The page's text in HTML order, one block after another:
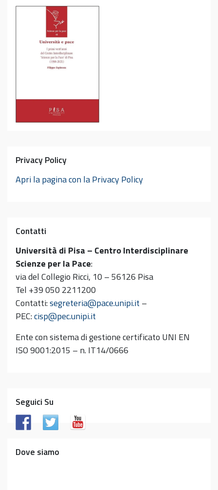
Privacy Policy
Apri la pagina con la Privacy Policy
Contatti
Università di Pisa – Centro Interdisciplinare
Scienze per la Pace:
via del Collegio Ricci, 10 – 56126 Pisa
Tel +39 050 2211200
Contatti:segreteria@pace.unipi.it –
PEC:cisp@pec.unipi.it
Ente con sistema di gestione certificato UNI EN
ISO 9001:2015 – n. IT14/0666
Seguici Su
Dove siamo